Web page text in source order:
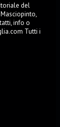
del
info o
Tutti i